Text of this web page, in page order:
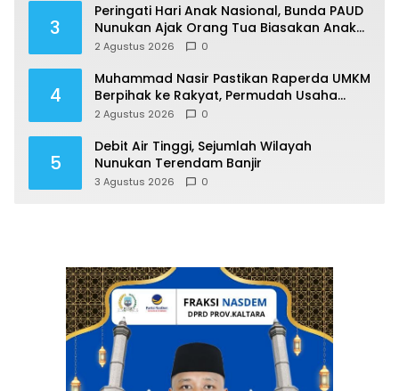
3
Peringati Hari Anak Nasional, Bunda PAUD
Nunukan Ajak Orang Tua Biasakan Anak
Gemar Berolahraga
2 Agustus 2026 0
4
Muhammad Nasir Pastikan Raperda UMKM
Berpihak ke Rakyat, Permudah Usaha
hingga Perluas Pasar
2 Agustus 2026 0
5
Debit Air Tinggi, Sejumlah Wilayah
Nunukan Terendam Banjir
3 Agustus 2026 0